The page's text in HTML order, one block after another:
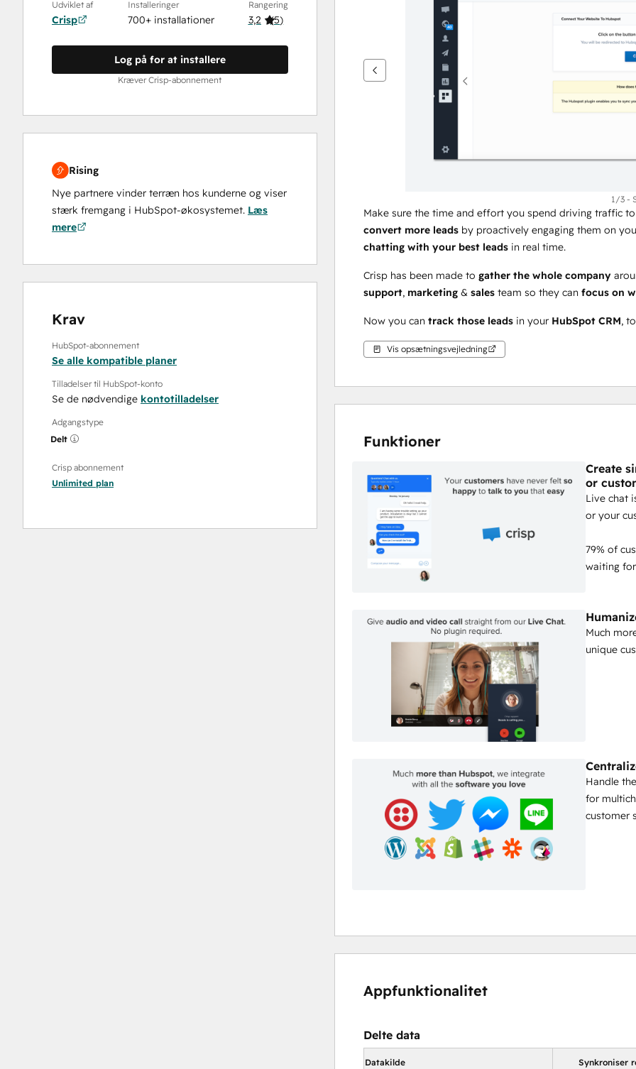
Udviklet af
Crisp
Installeringer
700+ installationer
Rangering
3,2 (5)
Log på for at installere
Kræver Crisp-abonnement
Rising
Nye partnere vinder terræn hos kunderne og viser
stærk fremgang i HubSpot-økosystemet. Læs
mere
Krav
HubSpot-abonnement
Se alle kompatible planer
Tilladelser til HubSpot-konto
Se de nødvendige kontotilladelser
Adgangstype
Delt
Crisp abonnement
Unlimited plan
1/3 -
Make sure the time and effort you spend driving traffic
convert more leads by proactively engaging them on
chatting with your best leads in real time.
Crisp has been made to gather the whole company
support, marketing & sales team so they can focus on
Now you can track those leads in your HubSpot CRM,
Vis opsætningsvejledning
Funktioner
Create
or
Live chat
or your
79% of
waiting
Much
unique
Handle
for
customer
Appfunktionalitet
Delte data
Datakilde Synkroniser